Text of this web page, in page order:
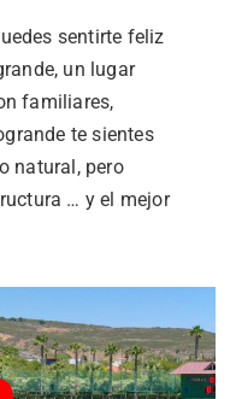
sentirte feliz
un lugar
familiares,
te sientes
natural, pero
… y el mejor